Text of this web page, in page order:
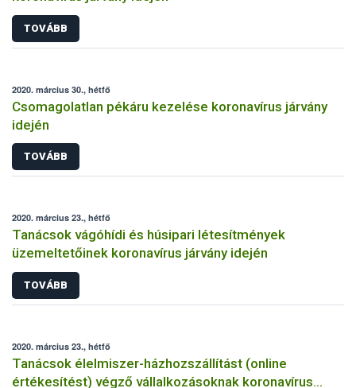
TOVÁBB
2020. március 30., hétfő
Csomagolatlan pékáru kezelése koronavírus járvány
idején
TOVÁBB
2020. március 23., hétfő
Tanácsok vágóhídi és húsipari létesítmények
üzemeltetőinek koronavírus járvány idején
TOVÁBB
2020. március 23., hétfő
Tanácsok élelmiszer-házhozszállítást (online
értékesítést) végző vállalkozásoknak koronavírus